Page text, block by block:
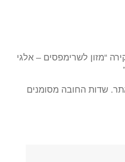
“מזון לשרימפסים – אלגי
שדות החובה מסומנים